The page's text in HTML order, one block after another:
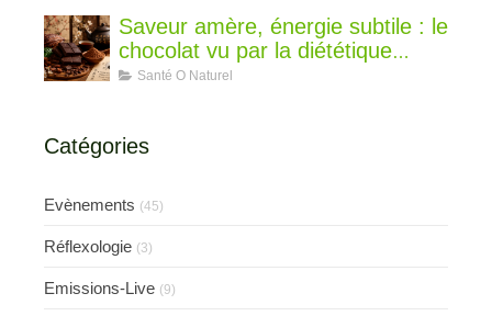
Saveur amère, énergie subtile : le
chocolat vu par la diététique
chinoise
Santé O Naturel
Catégories
Evènements (45)
Réflexologie (3)
Emissions-Live (9)